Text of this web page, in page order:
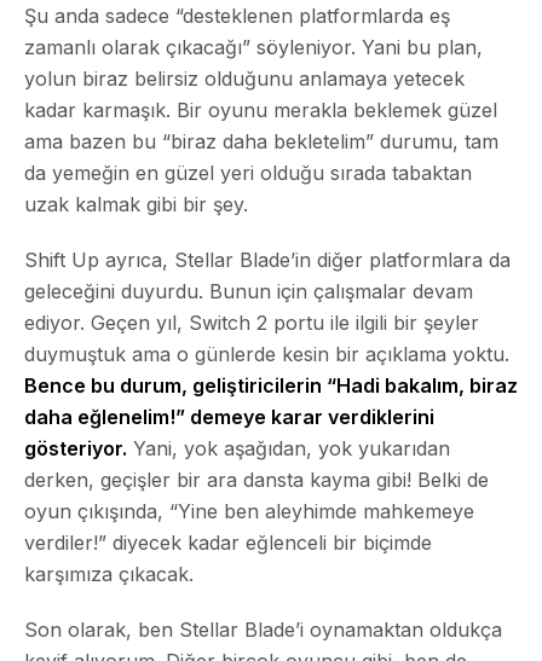
Şu anda sadece “desteklenen platformlarda eş
zamanlı olarak çıkacağı” söyleniyor. Yani bu plan,
yolun biraz belirsiz olduğunu anlamaya yetecek
kadar karmaşık. Bir oyunu merakla beklemek güzel
ama bazen bu “biraz daha bekletelim” durumu, tam
da yemeğin en güzel yeri olduğu sırada tabaktan
uzak kalmak gibi bir şey.
Shift Up ayrıca, Stellar Blade’in diğer platformlara da
geleceğini duyurdu. Bunun için çalışmalar devam
ediyor. Geçen yıl, Switch 2 portu ile ilgili bir şeyler
duymuştuk ama o günlerde kesin bir açıklama yoktu.
Bence bu durum, geliştiricilerin “Hadi bakalım, biraz
daha eğlenelim!” demeye karar verdiklerini
gösteriyor. Yani, yok aşağıdan, yok yukarıdan
derken, geçişler bir ara dansta kayma gibi! Belki de
oyun çıkışında, “Yine ben aleyhimde mahkemeye
verdiler!” diyecek kadar eğlenceli bir biçimde
karşımıza çıkacak.
Son olarak, ben Stellar Blade’i oynamaktan oldukça